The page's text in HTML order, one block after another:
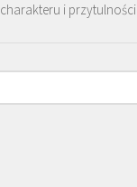
charakteru i przytulności